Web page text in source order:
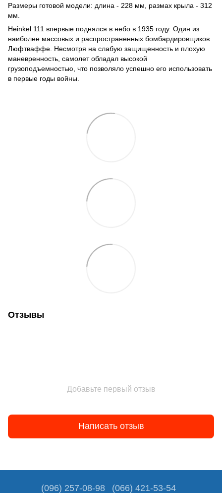
Размеры готовой модели: длина - 228 мм, размах крыла - 312
мм.
Heinkel 111 впервые поднялся в небо в 1935 году. Один из
наиболее массовых и распространенных бомбардировщиков
Люфтваффе. Несмотря на слабую защищенность и плохую
маневренность, самолет обладал высокой
грузоподъемностью, что позволяло успешно его использовать
в первые годы войны.
Отзывы
Добавьте первый отзыв
Написать отзыв
(096) 257-08-98 (066) 421-53-54